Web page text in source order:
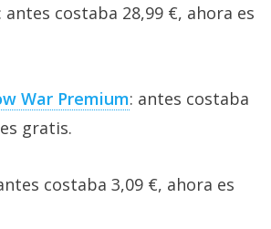
: antes costaba 28,99 €, ahora es
War Premium: antes costaba
gratis.
costaba 3,09 €, ahora es